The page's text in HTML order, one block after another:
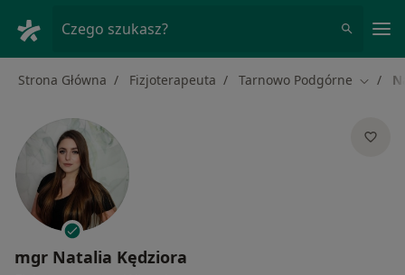
Czego szukasz?
Strona Główna Fizjoterapeuta Tarnowo Podgórne Zmień
mgr Natalia Kędziora